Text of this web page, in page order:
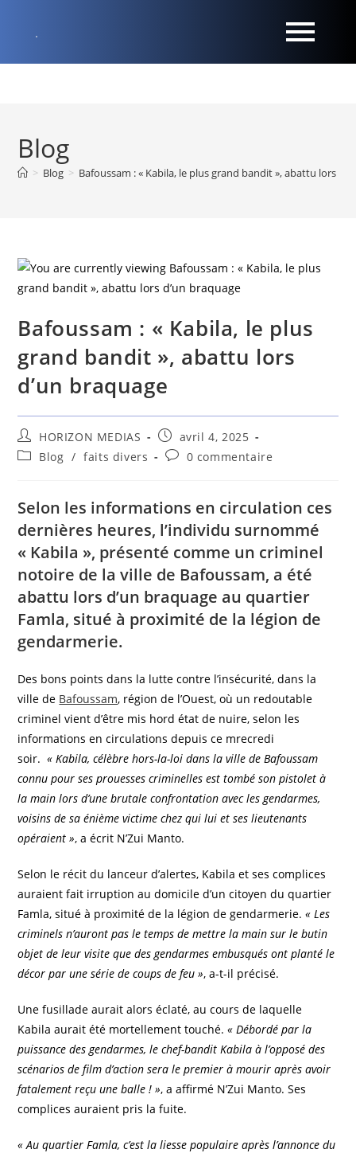
Blog
> Blog > Bafoussam : « Kabila, le plus grand bandit », abattu lors
Bafoussam : « Kabila, le plus
grand bandit », abattu lors
d’un braquage
HORIZON MEDIAS
avril 4, 2025
Blog / faits divers 0 commentaire
Selon les informations en circulation ces
dernières heures, l’individu surnommé
« Kabila », présenté comme un criminel
notoire de la ville de Bafoussam, a été
abattu lors d’un braquage au quartier
Famla, situé à proximité de la légion de
gendarmerie.
Des bons points dans la lutte contre l’insécurité, dans la
ville de Bafoussam, région de l’Ouest, où un redoutable
criminel vient d’être mis hord état de nuire, selon les
informations en circulations depuis ce mrecredi
soir. « Kabila, célèbre hors-la-loi dans la ville de Bafoussam
connu pour ses prouesses criminelles est tombé son pistolet à
la main lors d’une brutale confrontation avec les gendarmes,
voisins de sa énième victime chez qui lui et ses lieutenants
opéraient », a écrit N’Zui Manto.
Selon le récit du lanceur d’alertes, Kabila et ses complices
auraient fait irruption au domicile d’un citoyen du quartier
Famla, situé à proximité de la légion de gendarmerie.« Les
criminels n’auront pas le temps de mettre la main sur le butin
objet de leur visite que des gendarmes embusqués ont planté le
décor par une série de coups de feu », a-t-il précisé.
Une fusillade aurait alors éclaté, au cours de laquelle
Kabila aurait été mortellement touché.« Débordé par la
puissance des gendarmes, le chef-bandit Kabila à l’opposé des
scénarios de film d’action sera le premier à mourir après avoir
fatalement reçu une balle ! », a affirmé N’Zui Manto. Ses
complices auraient pris la fuite.
« Au quartier Famla, c’est la liesse populaire après l’annonce du